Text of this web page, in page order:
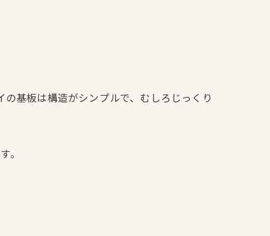
基板は構造がシンプルで、むしろじっくり
。